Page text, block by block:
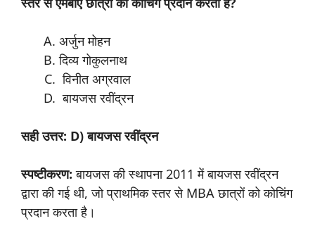
अर्जुन मोहन
दिव्य गोकुलनाथ
विनीत अग्रवाल
बायजस रवींद्रन
सही उत्तर: D) बायजस रवींद्रन
स्पष्टीकरण: बायजस की स्थापना 2011 में बायजस रवींद्रन
द्वारा की गई थी, जो प्राथमिक स्तर से MBA छात्रों को कोचिंग
प्रदान करता है।